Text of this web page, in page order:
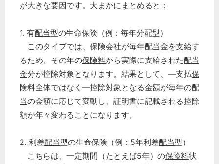
が大きな要因です。大まかにまとめると：
1. 有配当型の生命保険（例：毎年分配型）
このタイプでは、保険会社が毎年配当金を支給す
るため、その年の保険料から実際に支給された配当
金分が控除対象となります。結果として、―支払保
険料全体ではなく―控除対象となる金額が毎年の配
当の金額に応じて変動し、証明書に記載される控除
額が年々変わることになります。
2. 利差配当型の生命保険（例：5年利差配当型）
こちらは、一定期間（たとえば5年）の保険料状